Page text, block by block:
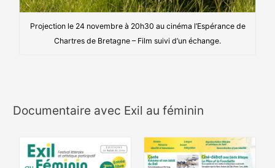
Projection le 24 novembre à 20h30 au cinéma l’Espérance de
Chartres de Bretagne – Film suivi d’un échange.
Documentaire avec Exil au féminin